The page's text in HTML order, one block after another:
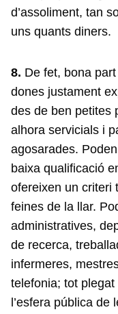
d’assoliment, tan
uns quants diners.
8. De fet, bona
dones justament
des de ben petites
alhora servicials i
agosarades.
baixa qualificació
ofereixen un criteri
feines de la llar.
administratives,
de recerca,
infermeres,
telefonia; tot
l’esfera pública de